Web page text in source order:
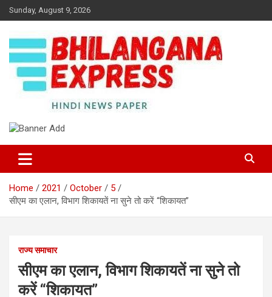
Skip
to
Sunday, August 9, 2026
Bhilangana Express
Home 2021 October
5
सीएम का एलान, विभाग शिकायतें ना सुने तो करें “शिकायत”
राज्य समाचार
सीएम का एलान, विभाग शिकायतें ना सुने तो
करें “शिकायत”